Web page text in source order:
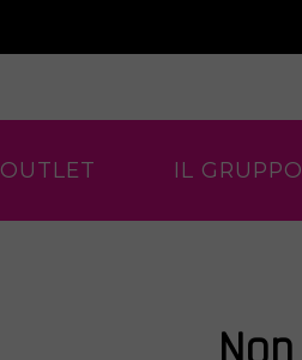
OUTLET IL GRUPPO